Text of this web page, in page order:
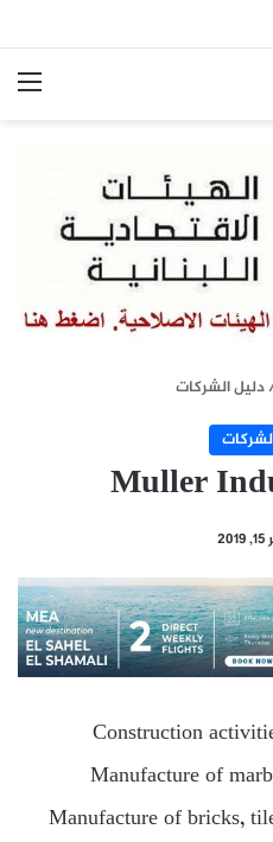
دليل الشركات
Muller
Construction
Manufacture of
Manufacture of bricks,